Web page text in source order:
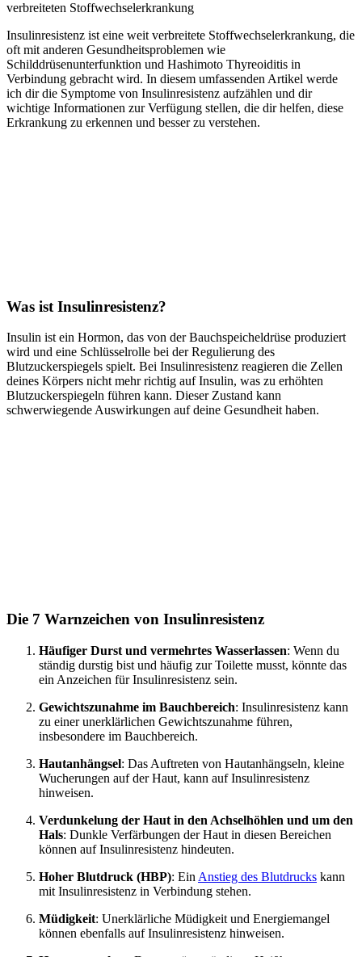
verbreiteten Stoffwechselerkrankung
Insulinresistenz ist eine weit verbreitete Stoffwechselerkrankung, die
oft mit anderen Gesundheitsproblemen wie
Schilddrüsenunterfunktion und Hashimoto Thyreoiditis in
Verbindung gebracht wird. In diesem umfassenden Artikel werde
ich dir die Symptome von Insulinresistenz aufzählen und dir
wichtige Informationen zur Verfügung stellen, die dir helfen, diese
Erkrankung zu erkennen und besser zu verstehen.
Was ist Insulinresistenz?
Insulin ist ein Hormon, das von der Bauchspeicheldrüse produziert
wird und eine Schlüsselrolle bei der Regulierung des
Blutzuckerspiegels spielt. Bei Insulinresistenz reagieren die Zellen
deines Körpers nicht mehr richtig auf Insulin, was zu erhöhten
Blutzuckerspiegeln führen kann. Dieser Zustand kann
schwerwiegende Auswirkungen auf deine Gesundheit haben.
Die 7 Warnzeichen von Insulinresistenz
Häufiger Durst und vermehrtes Wasserlassen: Wenn du
ständig durstig bist und häufig zur Toilette musst, könnte das
ein Anzeichen für Insulinresistenz sein.
Gewichtszunahme im Bauchbereich: Insulinresistenz kann
zu einer unerklärlichen Gewichtszunahme führen,
insbesondere im Bauchbereich.
Hautanhängsel: Das Auftreten von Hautanhängseln, kleine
Wucherungen auf der Haut, kann auf Insulinresistenz
hinweisen.
Verdunkelung der Haut in den Achselhöhlen und um den
Hals: Dunkle Verfärbungen der Haut in diesen Bereichen
können auf Insulinresistenz hindeuten.
Hoher Blutdruck (HBP): Ein Anstieg des Blutdrucks kann
mit Insulinresistenz in Verbindung stehen.
Müdigkeit: Unerklärliche Müdigkeit und Energiemangel
können ebenfalls auf Insulinresistenz hinweisen.